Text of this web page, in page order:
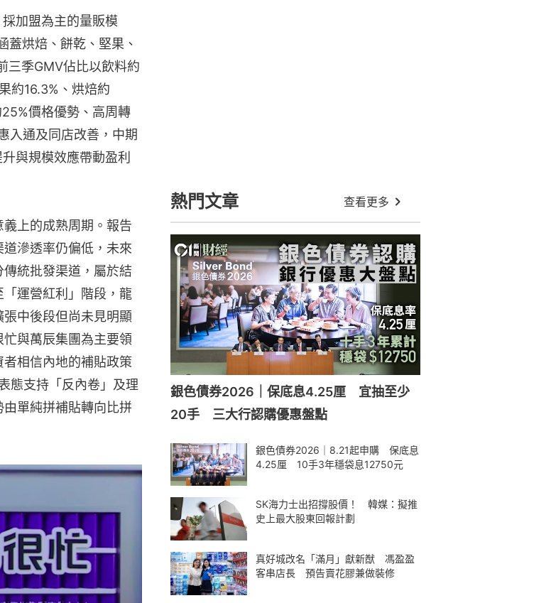
加盟為主的量販模
蓋烘焙、餅乾、堅果、
三季GMV佔比以飲料約
約16.3%、烘焙約
價格優勢、高周轉
入通及同店改善，中期
與規模效應帶動盈利
上的成熟周期。報告
滲透率仍偏低，未來
統批發渠道，屬於結
運營紅利」階段，龍
中後段但尚未見明顯
與萬辰集團為主要領
相信內地的補貼政策
態支持「反內卷」及理
單純拼補貼轉向比拼
熱門文章 查看更多
銀色債券2026｜保底息4.25厘 宜抽至少
20手 三大行認購優惠盤點
銀色債券2026｜8.21起申購 保底息
4.25厘 10手3年穩袋息12750元
SK海力士出招撐股價！ 韓媒：擬推
史上最大股東回報計劃
真好城改名「滿月」獻新猷 馮盈盈
客串店長 預告賣花膠兼做裝修